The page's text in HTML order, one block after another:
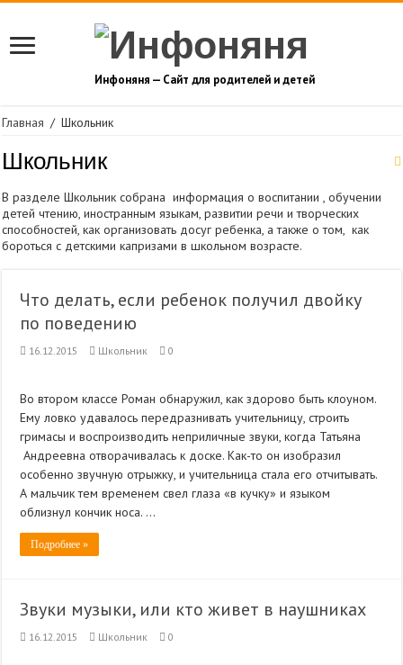
Инфоняня — Сайт для родителей и детей
Главная / Школьник
Школьник
В разделе Школьник собрана информация о воспитании , обучении
детей чтению, иностранным языкам, развитии речи и творческих
способностей, как организовать досуг ребенка, а также о том, как
бороться с детскими капризами в школьном возрасте.
Что делать, если ребенок получил двойку
по поведению
16.12.2015 Школьник 0
Во втором классе Роман обнаружил, как здорово быть клоуном.
Ему ловко удавалось передразнивать учительницу, строить
гримасы и воспроизводить неприличные звуки, когда Татьяна
Андреевна отворачивалась к доске. Как-то он изобразил
особенно звучную отрыжку, и учительница стала его отчитывать.
А мальчик тем временем свел глаза «в кучку» и языком
облизнул кончик носа. …
Подробнее »
Звуки музыки, или кто живет в наушниках
16.12.2015 Школьник 0